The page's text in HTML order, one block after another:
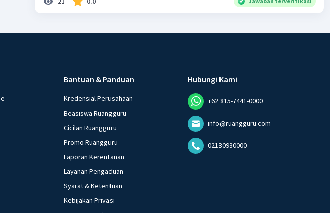
Bantuan & Panduan
Kredensial Perusahaan
Beasiswa Ruangguru
Cicilan Ruangguru
Promo Ruangguru
Laporan Kerentanan
Layanan Pengaduan
Syarat & Ketentuan
Kebijakan Privasi
Hubungi Kami
+62 815-7441-0000
info@ruangguru.com
02130930000